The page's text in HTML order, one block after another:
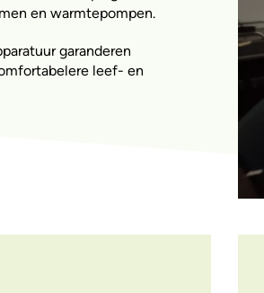
en warmtepompen.
garanderen
leef- en